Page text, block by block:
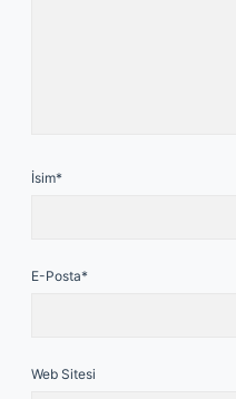
İsim*
E-Posta*
Web Sitesi